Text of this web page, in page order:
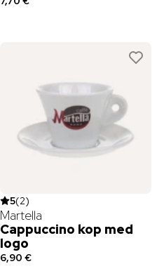
5(2)
Martella
Cappuccino kop med
logo
6,90 €